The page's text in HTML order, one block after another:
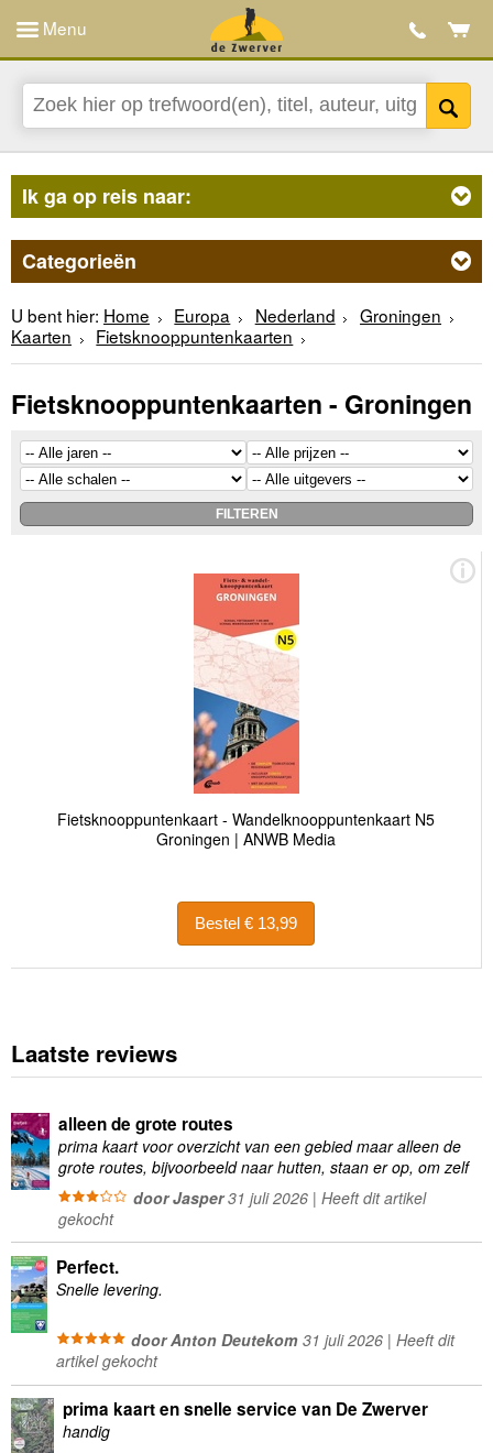
Menu
Ik ga op reis naar:
Categorieën
U bent hier: Home Europa Nederland
Groningen
Kaarten
Fietsknooppuntenkaarten
Fietsknooppuntenkaarten - Groningen
Fietsknooppuntenkaart - Wandelknooppuntenkaart N5
Groningen | ANWB Media
Bestel € 13,99
Laatste reviews
alleen de grote routes
prima kaart voor overzicht van een gebied maar alleen de
grote routes, bijvoorbeeld naar hutten, staan er op, om zelf
wandelingen te plannen minder geschikt
door Jasper31 juli 2026 | Heeft dit artikel
gekocht
Perfect.
Snelle levering.
door Anton Deutekom31 juli 2026 | Heeft dit
artikel gekocht
prima kaart en snelle service van De Zwerver
handig